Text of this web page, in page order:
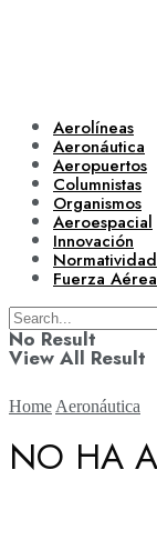
Aerolíneas
Aeronáutica
Aeropuertos
Columnistas
Organismos
Aeroespacial
Innovación
Normatividad
Fuerza Aérea
No Result
View All Result
Home Aeronáutica
NO HA